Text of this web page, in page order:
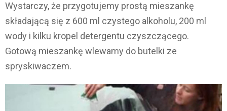
Wystarczy, że przygotujemy prostą mieszankę
składającą się z 600 ml czystego alkoholu, 200 ml
wody i kilku kropel detergentu czyszczącego.
Gotową mieszankę wlewamy do butelki ze
spryskiwaczem.